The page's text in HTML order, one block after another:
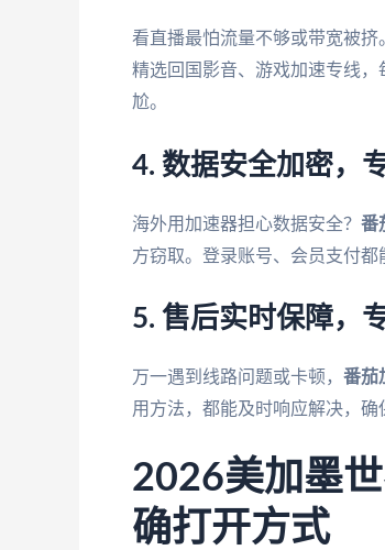
看直播最怕流量不够或带宽被挤
精选回国影音、游戏加速专线
尬。
4. 数据安全加密，
海外用加速器担心数据安全？ 番
方窃取。登录账号、会员支付都
5. 售后实时保障，
万一遇到线路问题或卡顿， 番茄
用方法，都能及时响应解决，确
2026美加墨
确打开方式